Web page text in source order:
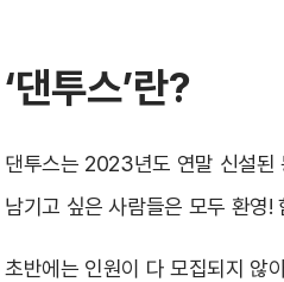
‘댄투스’란?
댄투스는 2023년도 연말 신설된
남기고 싶은 사람들은 모두 환영
초반에는 인원이 다 모집되지 않